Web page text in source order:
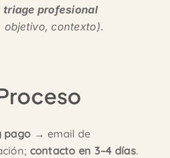
triage profesional
objetivo, contexto).
pago → email de
contacto en 3–4 días.